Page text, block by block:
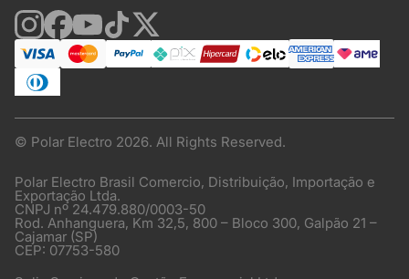
© Polar Electro 2026. All Rights Reserved.
Polar Electro Brasil Comercio, Distribuição, Importação e
Exportação Ltda.
CNPJ nº 24.479.880/0003-50
Rod. Anhanguera, Km 32,5, 800 – Bloco 300, Galpão 21 –
Cajamar (SP)
CEP: 07753-580